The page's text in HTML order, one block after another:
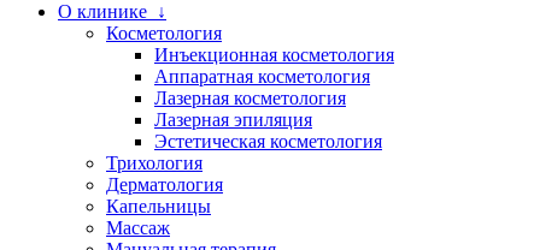
О клинике ↓
Косметология
Инъекционная косметология
Аппаратная косметология
Лазерная косметология
Лазерная эпиляция
Эстетическая косметология
Трихология
Дерматология
Капельницы
Массаж